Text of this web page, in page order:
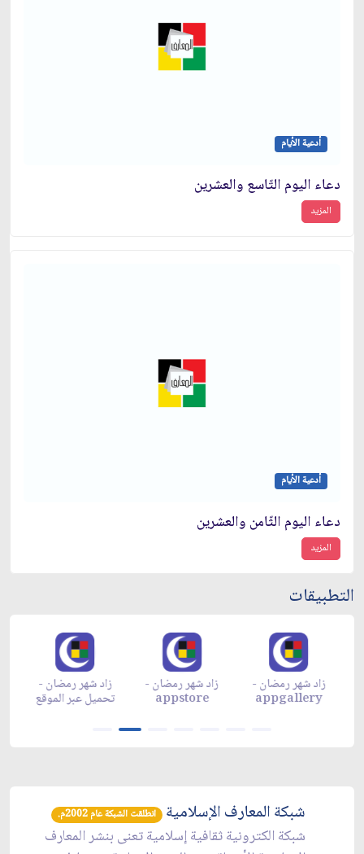
أدعية الأيام
دعاء اليوم التّاسع والعشرين
المزيد
أدعية الأيام
دعاء اليوم الثّامن والعشرين
المزيد
التطبيقات
زاد شهر رمضان -
تحميل عبر الموقع
زاد شهر رمضان -
appstore
زاد شهر رمضان -
appgallery
شبكة المعارف الإسلامية انطلقت الشبكة عام 2002م.
شبكة الكترونية ثقافية إسلامية تعنى بنشر المعارف